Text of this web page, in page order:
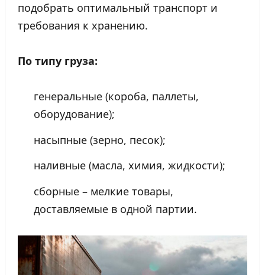
подобрать оптимальный транспорт и
требования к хранению.
По типу груза:
генеральные (короба, паллеты,
оборудование);
насыпные (зерно, песок);
наливные (масла, химия, жидкости);
сборные – мелкие товары,
доставляемые в одной партии.